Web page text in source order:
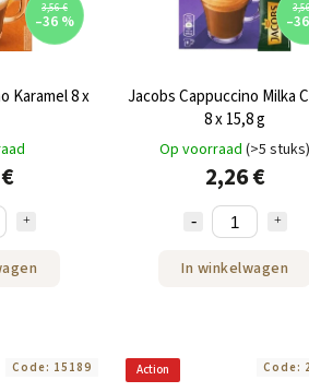
3,56 €
–36 %
Karamel 8 x
Jacobs Cappuccino Milka
8 x 15,8 g
Op voorraad (>5 stuks)
2,26 €
In winkelwagen
Code: 15189 Action Code: